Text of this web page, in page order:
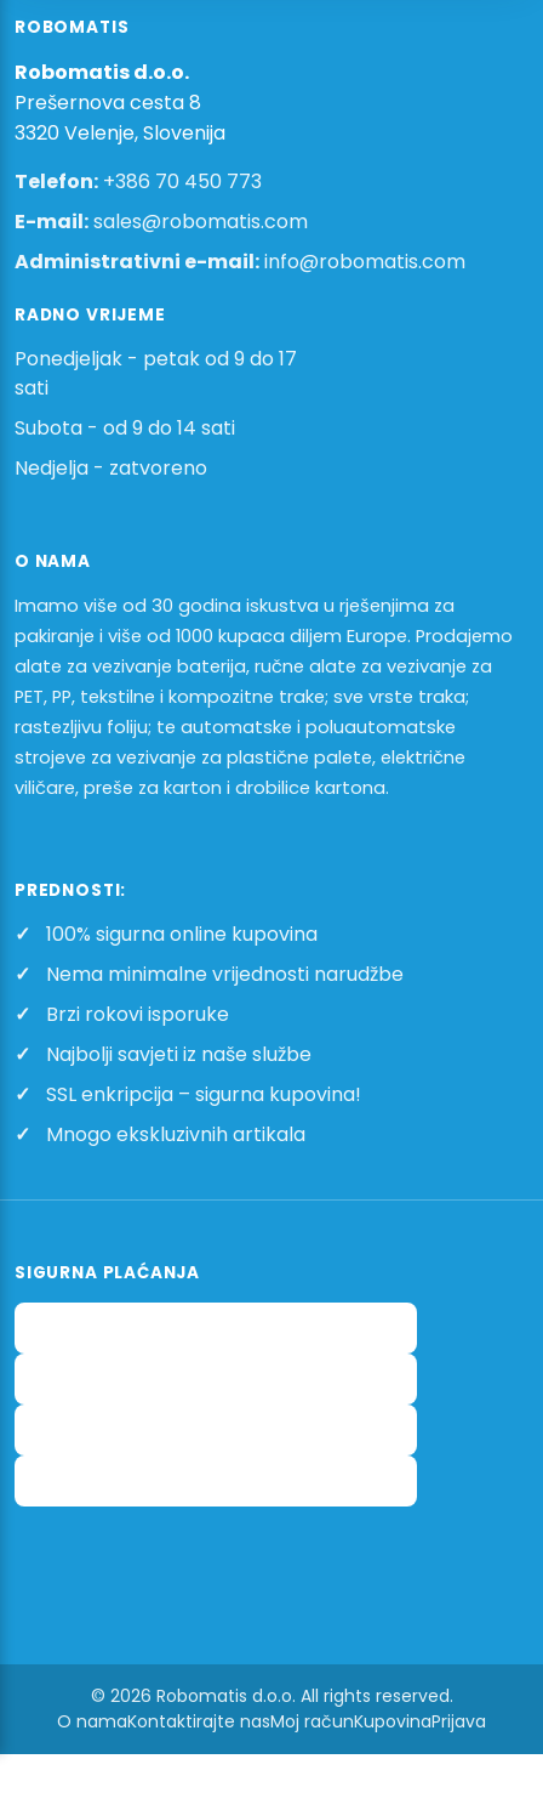
ROBOMATIS
Robomatis d.o.o.
Prešernova cesta 8
3320 Velenje, Slovenija
Telefon: +386 70 450 773
E-mail:sales@robomatis.com
Administrativni e-mail:info@robomatis.com
RADNO VRIJEME
Ponedjeljak - petak od 9 do 17
sati
Subota - od 9 do 14 sati
Nedjelja - zatvoreno
O NAMA
Imamo više od 30 godina iskustva u rješenjima za
pakiranje i više od 1000 kupaca diljem Europe. Prodajemo
alate za vezivanje baterija, ručne alate za vezivanje za
PET, PP, tekstilne i kompozitne trake; sve vrste traka;
rastezljivu foliju; te automatske i poluautomatske
strojeve za vezivanje za plastične palete, električne
viličare, preše za karton i drobilice kartona.
PREDNOSTI:
100% sigurna online kupovina
Nema minimalne vrijednosti narudžbe
Brzi rokovi isporuke
Najbolji savjeti iz naše službe
SSL enkripcija – sigurna kupovina!
Mnogo ekskluzivnih artikala
SIGURNA PLAĆANJA
© 2026 Robomatis d.o.o. All rights reserved.
O namaKontaktirajte nasMoj računKupovinaPrijava